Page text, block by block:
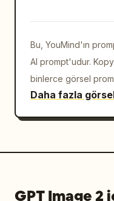
Bu, YouMind'ın
AI prompt'udur.
binlerce görsel
Daha fazla
GPT Image 2